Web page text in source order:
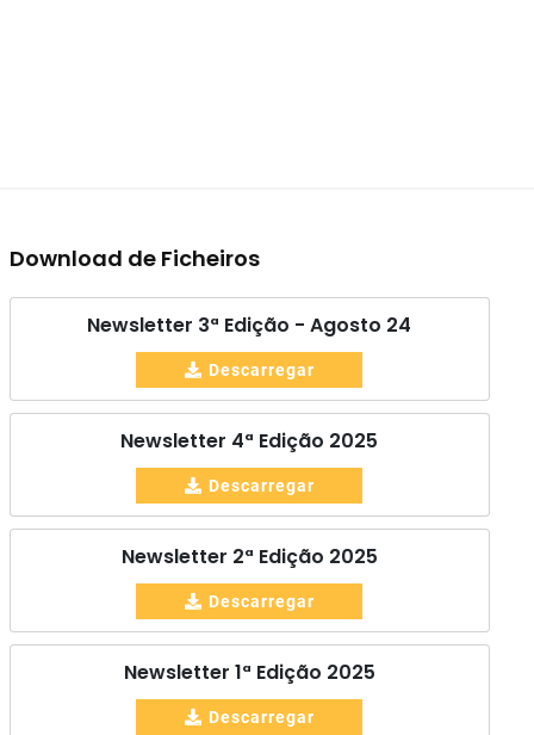
Download de Ficheiros
Newsletter 3ª Edição - Agosto 24
Descarregar
Newsletter 4ª Edição 2025
Descarregar
Newsletter 2ª Edição 2025
Descarregar
Newsletter 1ª Edição 2025
Descarregar